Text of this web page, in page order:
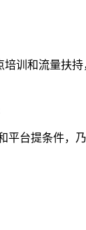
训和流量扶
台提条件，